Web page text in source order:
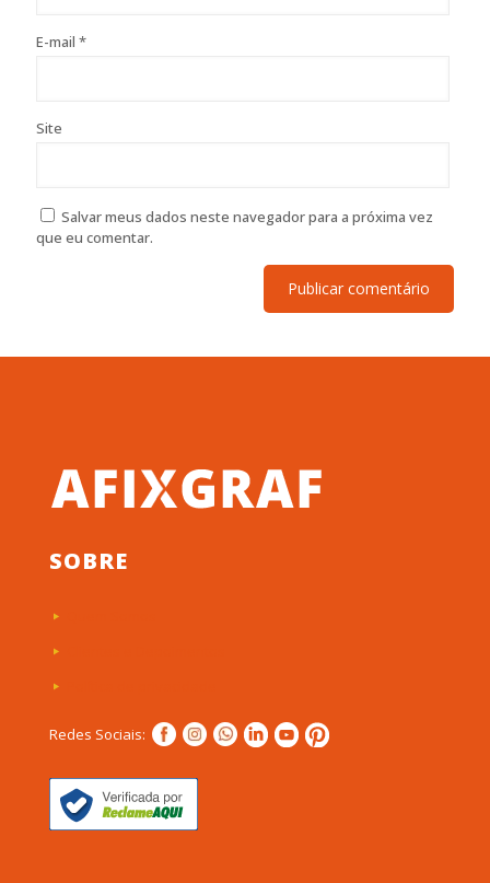
E-mail *
Site
Salvar meus dados neste navegador para a próxima vez
que eu comentar.
SOBRE
Redes Sociais: